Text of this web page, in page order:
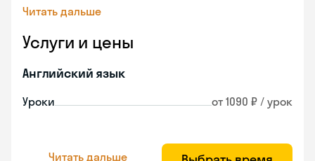
Читать дальше
Услуги и цены
Английский язык
Уроки от 1090 ₽ / урок
Читать дальше